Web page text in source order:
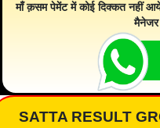
माँ क़सम पेमेंट में कोई दिक्कत नहीं
मैनेजर
SATTA RESULT